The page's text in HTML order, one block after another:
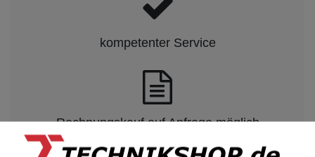
kompetenter Service
Rechnungskauf auf Anfrage möglich